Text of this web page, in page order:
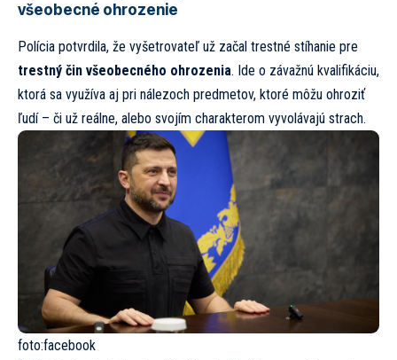
všeobecné ohrozenie
Polícia potvrdila, že vyšetrovateľ už začal trestné stíhanie pre
trestný čin všeobecného ohrozenia. Ide o závažnú kvalifikáciu,
ktorá sa využíva aj pri nálezoch predmetov, ktoré môžu ohroziť
ľudí – či už reálne, alebo svojím charakterom vyvolávajú strach.
foto:facebook